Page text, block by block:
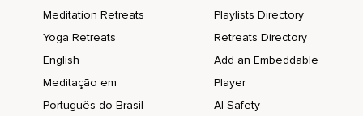
Meditation Retreats
Yoga Retreats
English
Meditação em
Português do Brasil
Playlists Directory
Retreats Directory
Add an Embeddable
Player
AI Safety